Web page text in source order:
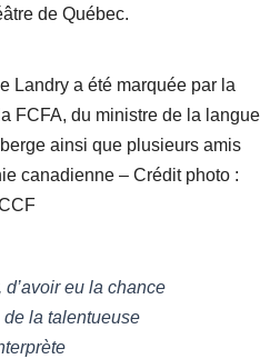
de Québec.
Landry a été marquée par la
FCFA, du ministre de la langue
ainsi que plusieurs amis
canadienne – Crédit photo :
eu la chance
de la talentueuse